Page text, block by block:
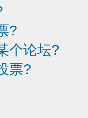
?
个论坛?
票?